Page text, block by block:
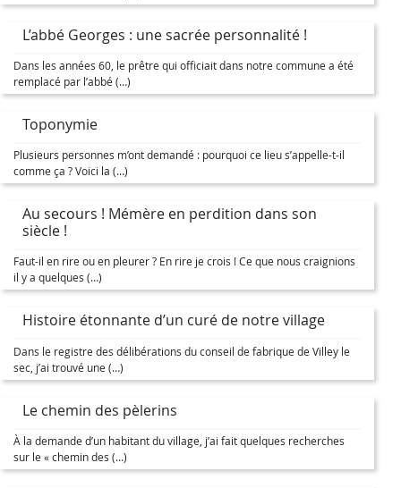
L’abbé Georges : une sacrée personnalité !
Dans les années 60, le prêtre qui officiait dans notre commune a été
remplacé par l’abbé (…)
Toponymie
Plusieurs personnes m’ont demandé : pourquoi ce lieu s’appelle-t-il
comme ça ? Voici la (…)
Au secours ! Mémère en perdition dans son
siècle !
Faut-il en rire ou en pleurer ? En rire je crois ! Ce que nous craignions
il y a quelques (…)
Histoire étonnante d’un curé de notre village
Dans le registre des délibérations du conseil de fabrique de Villey le
sec, j’ai trouvé une (…)
Le chemin des pèlerins
À la demande d’un habitant du village, j’ai fait quelques recherches
sur le « chemin des (…)